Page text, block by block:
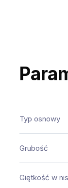
Typ osnowy
Grubość
Giętkość w